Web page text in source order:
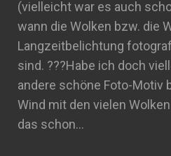
(vielleicht war es auch
wann die Wolken bzw. die
Langzeitbelichtung
sind. ???Habe ich doch
andere schöne Foto-Motiv
Wind mit den vielen
das schon…